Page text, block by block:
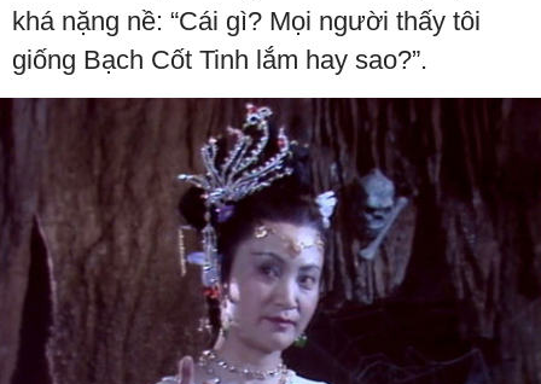
khá nặng nề: “Cái gì? Mọi người thấy tôi
giống Bạch Cốt Tinh lắm hay sao?”.